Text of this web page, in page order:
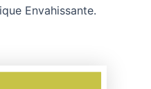
Envahissante.